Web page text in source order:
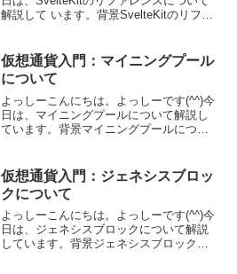
解説して います。背景SvelteKitのリファ
に残しました。Typesapp....
仮想通貨入門：マイニングプール
について
よっしーこんにちは。よっしーです(^^)今
日は、マイニングプールについて解説し
ています。背景マイニングプールについ
た。マイニングプールとはマイニングプ
ールとは、複数の マ...
仮想通貨入門：ジェネシスブロッ
クについて
よっしーこんにちは。よっしーです(^^)今
日は、ジェネシスブロックについて解説
しています。背景ジェネシスブロックに